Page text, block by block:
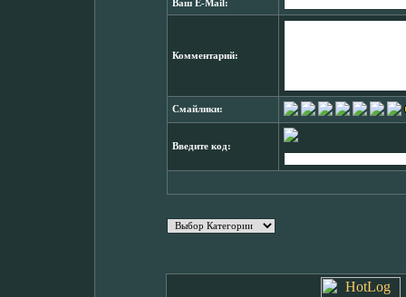
Ваш E-Mail:
Комментарий:
Смайлики:
Введите код: